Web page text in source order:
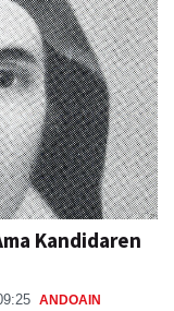
Kandidaren
ANDOAIN